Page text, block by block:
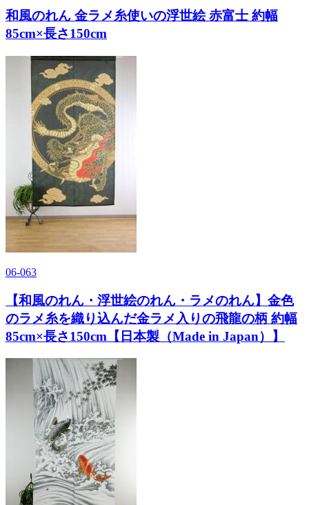
和風のれん 金ラメ糸使いの浮世絵 赤富士 約幅
85cm×長さ150cm
06-063
【和風のれん・浮世絵のれん・ラメのれん】金色
のラメ糸を織り込んだ金ラメ入りの飛龍の柄 約幅
85cm×長さ150cm【日本製（Made in Japan）】